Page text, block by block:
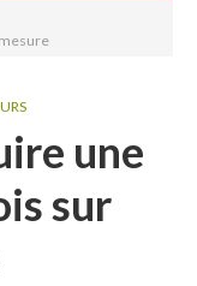
une
sur